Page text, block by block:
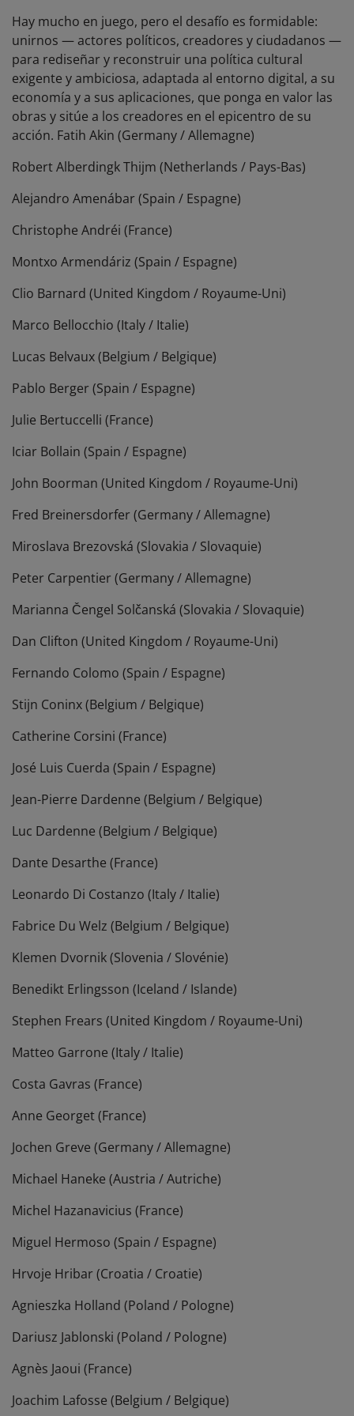
Hay mucho en juego, pero el desafío es formidable:
unirnos — actores políticos, creadores y ciudadanos —
para rediseñar y reconstruir una política cultural
exigente y ambiciosa, adaptada al entorno digital, a su
economía y a sus aplicaciones, que ponga en valor las
obras y sitúe a los creadores en el epicentro de su
acción. Fatih Akin (Germany / Allemagne)
Robert Alberdingk Thijm (Netherlands / Pays-Bas)
Alejandro Amenábar (Spain / Espagne)
Christophe Andréi (France)
Montxo Armendáriz (Spain / Espagne)
Clio Barnard (United Kingdom / Royaume-Uni)
Marco Bellocchio (Italy / Italie)
Lucas Belvaux (Belgium / Belgique)
Pablo Berger (Spain / Espagne)
Julie Bertuccelli (France)
Iciar Bollain (Spain / Espagne)
John Boorman (United Kingdom / Royaume-Uni)
Fred Breinersdorfer (Germany / Allemagne)
Miroslava Brezovská (Slovakia / Slovaquie)
Peter Carpentier (Germany / Allemagne)
Marianna Čengel Solčanská (Slovakia / Slovaquie)
Dan Clifton (United Kingdom / Royaume-Uni)
Fernando Colomo (Spain / Espagne)
Stijn Coninx (Belgium / Belgique)
Catherine Corsini (France)
José Luis Cuerda (Spain / Espagne)
Jean-Pierre Dardenne (Belgium / Belgique)
Luc Dardenne (Belgium / Belgique)
Dante Desarthe (France)
Leonardo Di Costanzo (Italy / Italie)
Fabrice Du Welz (Belgium / Belgique)
Klemen Dvornik (Slovenia / Slovénie)
Benedikt Erlingsson (Iceland / Islande)
Stephen Frears (United Kingdom / Royaume-Uni)
Matteo Garrone (Italy / Italie)
Costa Gavras (France)
Anne Georget (France)
Jochen Greve (Germany / Allemagne)
Michael Haneke (Austria / Autriche)
Michel Hazanavicius (France)
Miguel Hermoso (Spain / Espagne)
Hrvoje Hribar (Croatia / Croatie)
Agnieszka Holland (Poland / Pologne)
Dariusz Jablonski (Poland / Pologne)
Agnès Jaoui (France)
Joachim Lafosse (Belgium / Belgique)